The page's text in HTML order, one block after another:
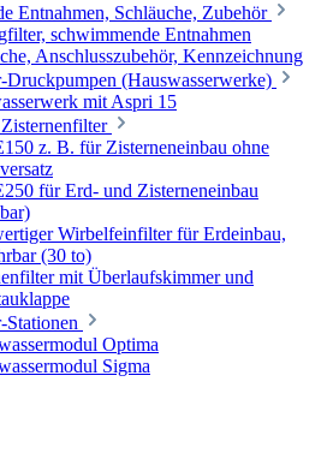
Entnahmen, Schläuche, Zubehör
schwimmende Entnahmen
Anschlusszubehör, Kennzeichnung
Druckpumpen (Hauswasserwerke)
mit Aspri 15
z. B. für Zisterneneinbau ohne
für Erd- und Zisterneneinbau
Wirbelfeinfilter für Erdeinbau,
(30 to)
mit Überlaufskimmer und
Stationen
Optima
Sigma